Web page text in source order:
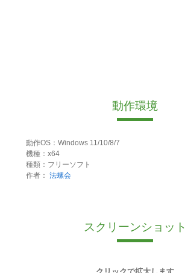
動作環境
動作OS：Windows 11/10/8/7
機種：x64
種類：フリーソフト
作者： 法螺会
スクリーンショット